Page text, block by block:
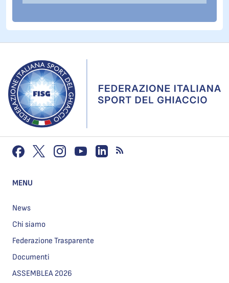
MENU
News
Chi siamo
Federazione Trasparente
Documenti
ASSEMBLEA 2026